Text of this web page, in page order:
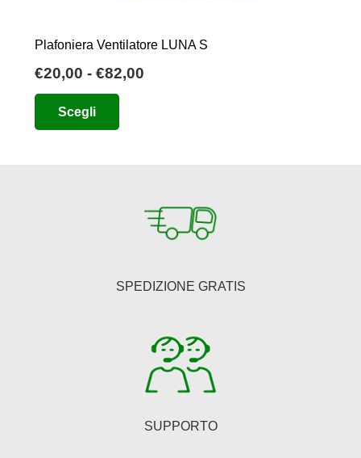
Plafoniera Ventilatore LUNA S
€20,00 - €82,00
Scegli
opzioni
pagina
prodotto
SPEDIZIONE GRATIS
SUPPORTO